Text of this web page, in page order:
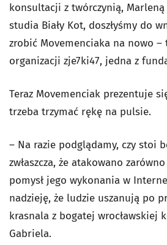
konsultacji z twórczynią, Marleną
studia Biały Kot, doszłyśmy do
zrobić Movemenciaka na nowo –
organizacji zje7ki47, jedna z
Teraz Movemenciak prezentuje
trzeba trzymać rękę na pulsie.
– Na razie podglądamy, czy stoi
zwłaszcza, że atakowano
pomysł jego wykonania w
nadzieję, że ludzie uszanują po
krasnala z bogatej wrocławskiej
Gabriela.